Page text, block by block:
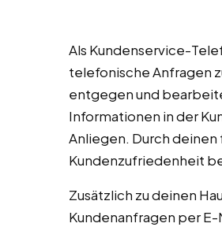
Als Kundenservice-
telefonische Anfragen
entgegen und
Informationen in der
Anliegen. Durch
Kundenzufriedenheit
Zusätzlich zu deinen
Kundenanfragen per